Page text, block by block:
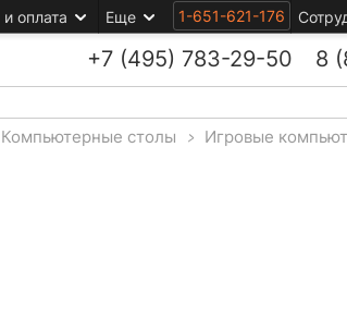
оплата Еще 1-651-621-176
+7 (495) 783-29-50 8
Компьютерные столы > Игровые